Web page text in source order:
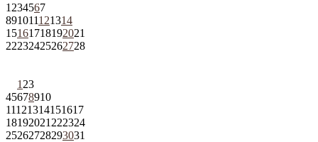
1 234567
891011121314
15161718192021
22232425262728
1 23
45678910
11121314151617
18192021 222324
25262728293031